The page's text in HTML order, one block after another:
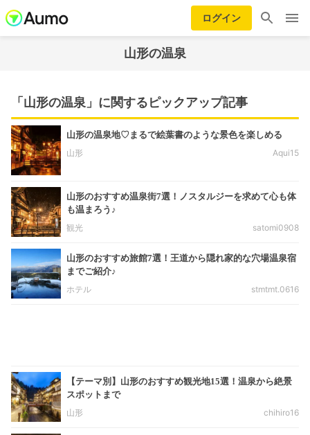
ログイン
山形の温泉
「山形の温泉」に関するピックアップ記事
山形の温泉地♡まるで絵葉書のような景色を楽しめる
山形
Aqui15
山形のおすすめ温泉街7選！ノスタルジーを求めて心も体
も温まろう♪
観光
satomi0908
山形のおすすめ旅館7選！王道から隠れ家的な穴場温泉宿
までご紹介♪
ホテル
stmtmt.0616
【テーマ別】山形のおすすめ観光地15選！温泉から絶景
スポットまで
山形
chihiro16